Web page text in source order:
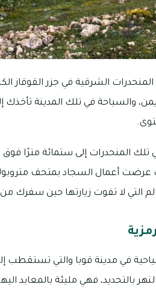
الشرقية في جزر القوقاز
والسياحة في تلك المدينة
تلك المنحدرات إلى ستمائة مترًا
أعمال السجاد بمتحف
التي لا تفوت زيارتها حين سفرك من
في مدينة قوبا والتي تستقطب
بالتحديد، فهي مليئة بالمعابد